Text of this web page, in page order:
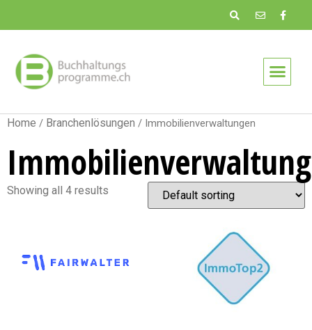
Home / Branchenlösungen / Immobilienverwaltungen
Showing all 4 results